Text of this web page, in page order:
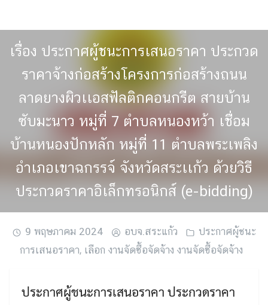
content
เรื่อง ประกาศผู้ชนะการเสนอราคา ประกวด
ราคาจ้างก่อสร้างโครงการก่อสร้างถนน
ลาดยางผิวเเอสฟัลติกคอนกรีต สายบ้าน
ซับมะนาว หมู่ที่ 7 ตำบลหนองหว้า เชื่อม
บ้านหนองปักหลัก หมู่ที่ 11 ตำบลพระเพลิง
อำเภอเขาฉกรรจ์ จังหวัดสระเเก้ว ด้วยวิธี
ประกวดราคาอิเล็กทรอนิกส์ (e-bidding)
9 พฤษภาคม 2024 อบจ.สระแก้ว
ประกาศผู้ชนะ
การเสนอราคา, เลือก งานจัดซื้อจัดจ้าง งานจัดซื้อจัดจ้าง
ประกาศผู้ชนะการเสนอราคา ประกวดราคา